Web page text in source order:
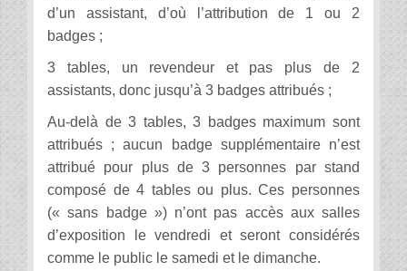
d’un assistant, d’où l’attribution de 1 ou 2
badges ;
3 tables, un
revendeur et pas plus de 2
assistants, donc jusqu’à 3 badges attribués ;
Au-delà de 3 tables, 3 badges maximum sont
attribués ; aucun badge supplémentaire n’est
attribué pour plus de 3 personnes par stand
composé de 4 tables ou plus. Ces personnes
(« sans badge ») n’ont pas accès aux salles
d’exposition le vendredi et seront considérés
comme le public le samedi et le dimanche.